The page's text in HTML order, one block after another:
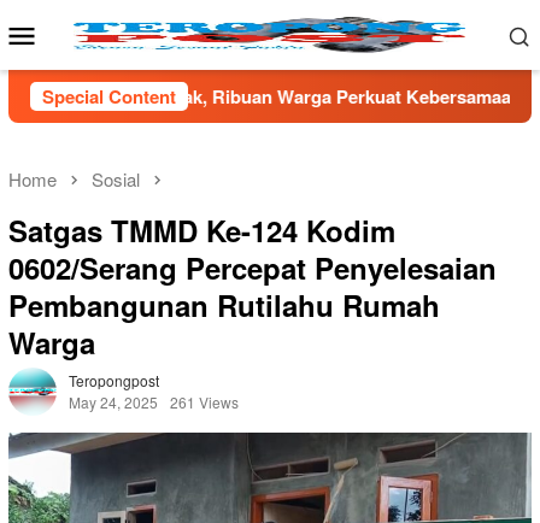
to
Mobile
Menu
Special Content
Warga Perkuat Kebersamaan TNI AD Gandeng
Home Sosial
Satgas TMMD Ke-124 Kodim
0602/Serang Percepat Penyelesaian
Pembangunan Rutilahu Rumah
Warga
Teropongpost
May 24, 2025
261 Views